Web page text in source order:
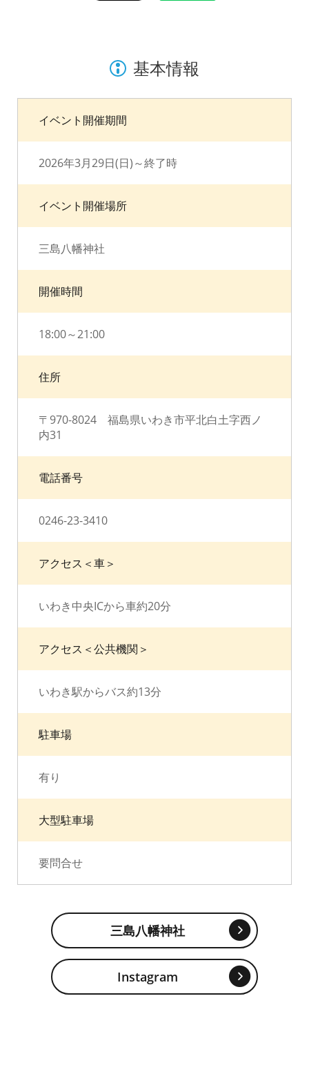
基本情報
イベント開催期間
2026年3月29日(日)～終了時
イベント開催場所
三島八幡神社
開催時間
18:00～21:00
住所
〒970-8024 福島県いわき市平北白土字西ノ
内31
電話番号
0246-23-3410
アクセス＜車＞
いわき中央ICから車約20分
アクセス＜公共機関＞
いわき駅からバス約13分
駐車場
有り
大型駐車場
要問合せ
三島八幡神社
Instagram